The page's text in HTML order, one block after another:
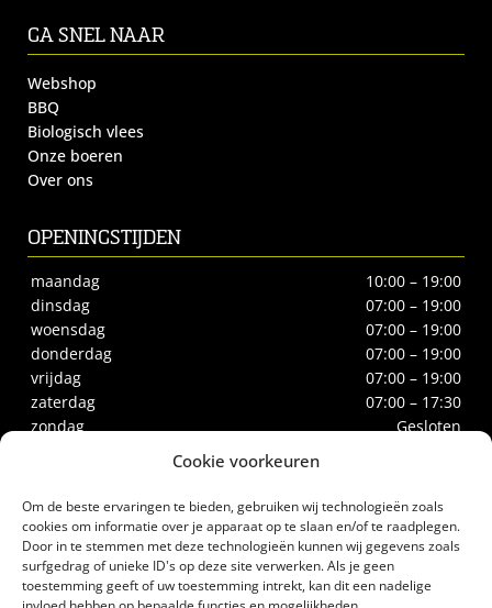
Cookie voorkeuren
Om de beste ervaringen te bieden, gebruiken wij technologieën zoals
cookies om informatie over je apparaat op te slaan en/of te raadplegen.
Door in te stemmen met deze technologieën kunnen wij gegevens zoals
surfgedrag of unieke ID's op deze site verwerken. Als je geen
toestemming geeft of uw toestemming intrekt, kan dit een nadelige
GA SNEL NAAR
Webshop
BBQ
Biologisch vlees
Onze boeren
Over ons
OPENINGSTIJDEN
maandag
10:00 – 19:00
dinsdag
07:00 – 19:00
woensdag
07:00 – 19:00
donderdag
07:00 – 19:00
vrijdag
07:00 – 19:00
zaterdag
07:00 – 17:30
zondag
Gesloten
Biltstraat 66
3572BE Utrecht
Tel.030-2732186
biologischeslagerij@gerrittakke.nl